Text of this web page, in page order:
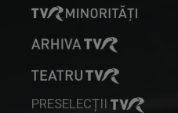
PRESELECȚII